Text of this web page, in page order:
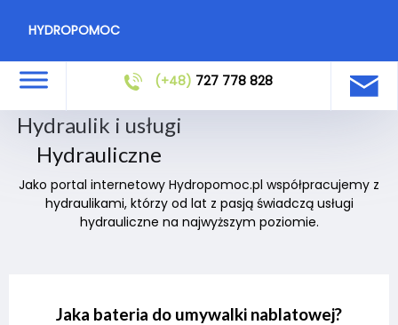
HYDROPOMOC
(+48) 727 778 828
Hydraulik i usługi
Hydrauliczne
Jako portal internetowy Hydropomoc.pl współpracujemy z
hydraulikami, którzy od lat z pasją świadczą usługi
hydrauliczne na najwyższym poziomie.
Jaka bateria do umywalki nablatowej?